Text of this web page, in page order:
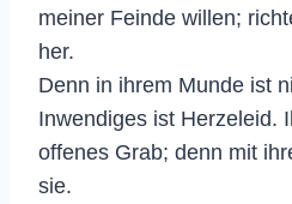
meiner Feinde willen;
her.
Denn in ihrem Munde ist
Inwendiges ist Herzeleid.
offenes Grab; denn mit
sie.